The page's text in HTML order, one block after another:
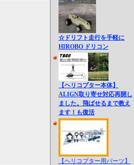
☆ドリフト走行を手軽に
HIROBO ドリコン
【ヘリコプター本体】
ALIGN取り寄せ対応再開し
ました。飛ばせるまで教え
ます！も復活
【ヘリコプター用パーツ】